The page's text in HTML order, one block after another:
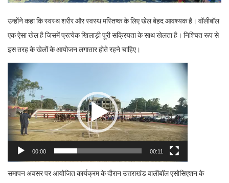
उन्होंने कहा कि स्वस्थ शरीर और स्वस्थ मस्तिष्क के लिए खेल बेहद आवश्यक है। वॉलीबॉल
एक ऐसा खेल है जिसमें प्रत्येक खिलाड़ी पूरी सक्रियता के साथ खेलता है। निश्चित रूप से
इस तरह के खेलों के आयोजन लगातार होते रहने चाहिए।
Video
Player
00:00 00:11
समापन अवसर पर आयोजित कार्यक्रम के दौरान उत्तराखंड वालीबॉल एसोसिएशन के